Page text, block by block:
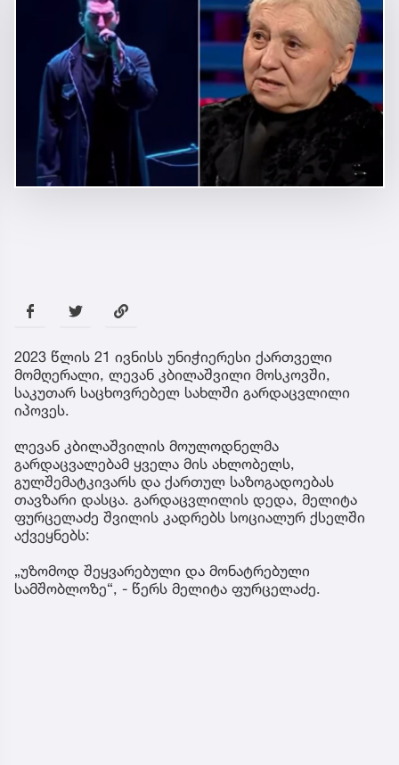
2023 წლის 21 ივნისს უნიჭიერესი ქართველი
მომღერალი, ლევან კბილაშვილი მოსკოვში,
საკუთარ საცხოვრებელ სახლში გარდაცვლილი
იპოვეს.
ლევან კბილაშვილის მოულოდნელმა
გარდაცვალებამ ყველა მის ახლობელს,
გულშემატკივარს და ქართულ საზოგადოებას
თავზარი დასცა. გარდაცვლილის დედა, მელიტა
ფურცელაძე შვილის კადრებს სოციალურ ქსელში
აქვეყნებს:
„უზომოდ შეყვარებული და მონატრებული
სამშობლოზე“, - წერს მელიტა ფურცელაძე.